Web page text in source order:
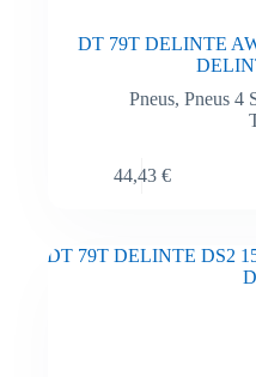
DT 79T DELINTE
Pneus,Pneus 4
44,43 €